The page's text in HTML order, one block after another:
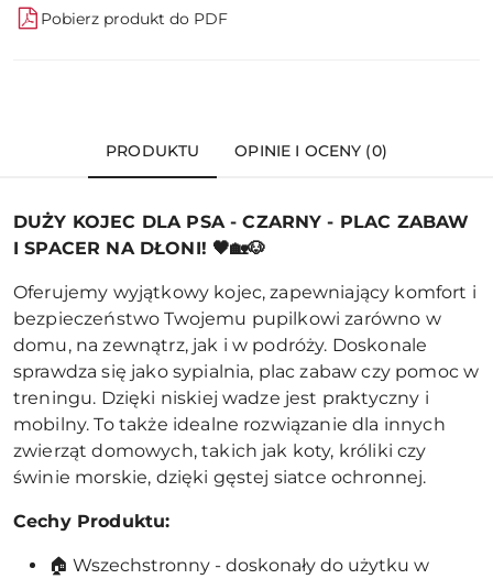
Pobierz produkt do PDF
PRODUKTU OPINIE I OCENY (0)
DUŻY KOJEC DLA PSA - CZARNY - PLAC ZABAW
I SPACER NA DŁONI! 🖤🏡🐶
Oferujemy wyjątkowy kojec, zapewniający komfort i
bezpieczeństwo Twojemu pupilkowi zarówno w
domu, na zewnątrz, jak i w podróży. Doskonale
sprawdza się jako sypialnia, plac zabaw czy pomoc w
treningu. Dzięki niskiej wadze jest praktyczny i
mobilny. To także idealne rozwiązanie dla innych
zwierząt domowych, takich jak koty, króliki czy
świnie morskie, dzięki gęstej siatce ochronnej.
Cechy Produktu:
🏠 Wszechstronny - doskonały do użytku w